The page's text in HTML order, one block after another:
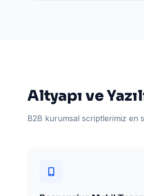
Altyapı ve
B2B kurumsal scriptlerimiz en